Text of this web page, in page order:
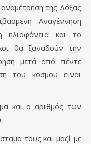
της Δόξας
Αναγέννηση
ηλιοφάνεια και το
θα ξαναδούν την
μετά από πέντε
του κόσμου είναι
και ο αριθμός των
τους και μαζί με